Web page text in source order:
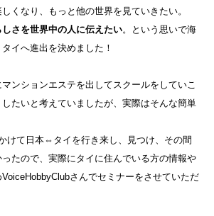
くなり、もっと他の世界を見ていきたい。
さを世界中の人に伝えたい。という思いで海
イへ進出を決めました！
ンションエステを出してスクールをしていこ
たいと考えていましたが、実際はそんな簡単
けて日本⇔タイを行き来し、見つけ、その間
たので、実際にタイに住んでいる方の情報や
さんでセミナーをさせていただ